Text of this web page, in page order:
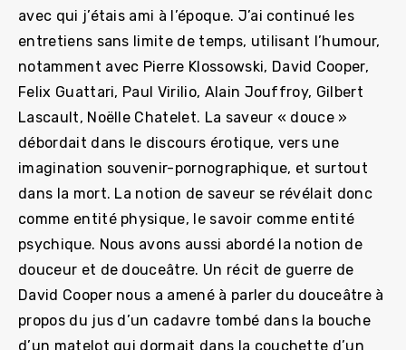
avec qui j’étais ami à l’époque. J’ai continué les
entretiens sans limite de temps, utilisant l’humour,
notamment avec Pierre Klossowski, David Cooper,
Felix Guattari, Paul Virilio, Alain Jouffroy, Gilbert
Lascault, Noëlle Chatelet. La saveur « douce »
débordait dans le discours érotique, vers une
imagination souvenir-pornographique, et surtout
dans la mort. La notion de saveur se révélait donc
comme entité physique, le savoir comme entité
psychique. Nous avons aussi abordé la notion de
douceur et de douceâtre. Un récit de guerre de
David Cooper nous a amené à parler du douceâtre à
propos du jus d’un cadavre tombé dans la bouche
d’un matelot qui dormait dans la couchette d’un